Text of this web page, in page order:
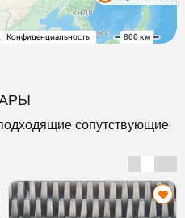
сопутствующие